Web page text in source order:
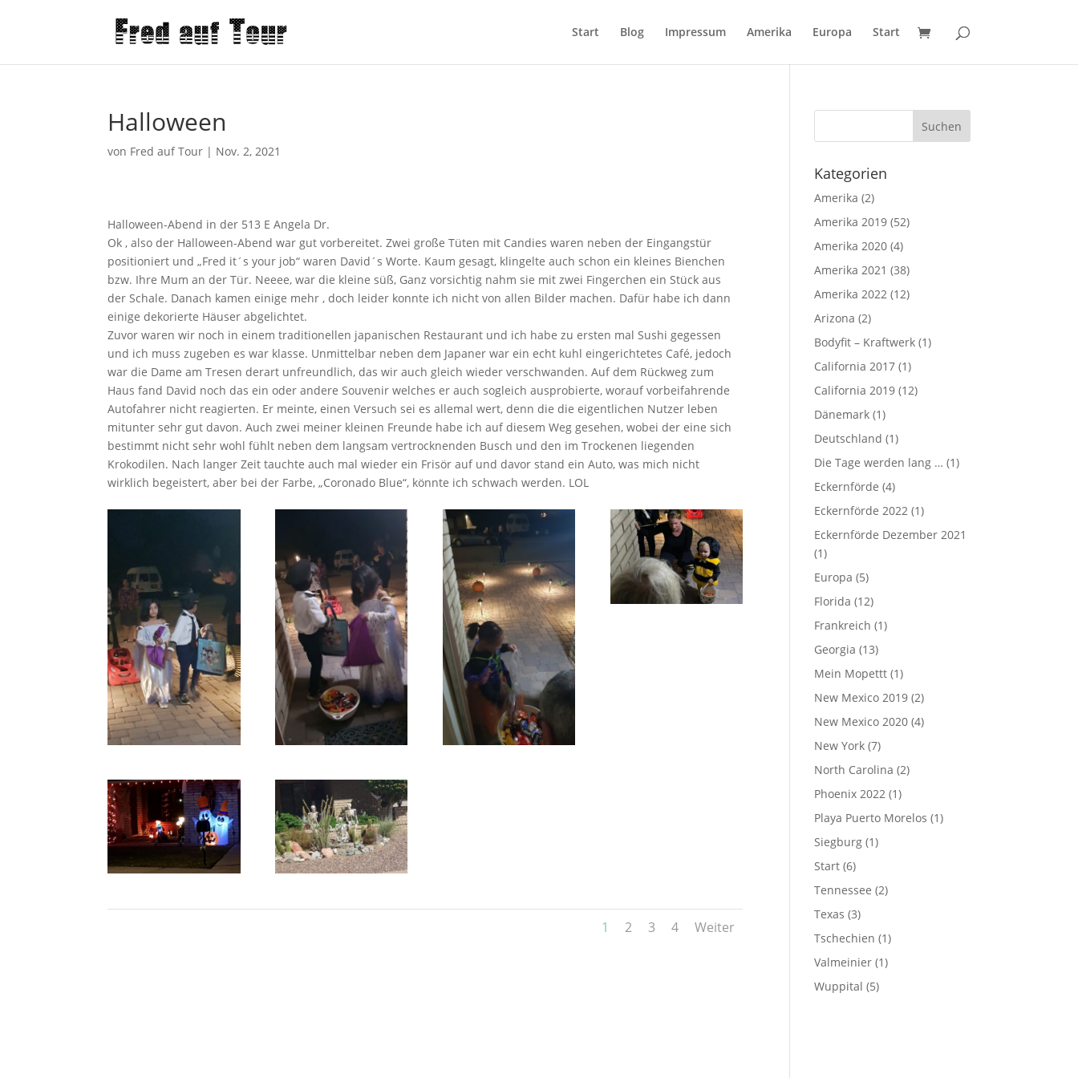
Start Blog Impressum Amerika Europa Start
Halloween
von Fred auf Tour | Nov. 2, 2021
Halloween-Abend in der 513 E Angela Dr.
Ok , also der Halloween-Abend war gut vorbereitet. Zwei große Tüten mit Candies waren neben der Eingangstür
positioniert und „Fred it´s your job“ waren David´s Worte. Kaum gesagt, klingelte auch schon ein kleines Bienchen
bzw. Ihre Mum an der Tür. Neeee, war die kleine süß, Ganz vorsichtig nahm sie mit zwei Fingerchen ein Stück aus
der Schale. Danach kamen einige mehr , doch leider konnte ich nicht von allen Bilder machen. Dafür habe ich dann
einige dekorierte Häuser abgelichtet.
Zuvor waren wir noch in einem traditionellen japanischen Restaurant und ich habe zu ersten mal Sushi gegessen
und ich muss zugeben es war klasse. Unmittelbar neben dem Japaner war ein echt kuhl eingerichtetes Café, jedoch
war die Dame am Tresen derart unfreundlich, das wir auch gleich wieder verschwanden. Auf dem Rückweg zum
Haus fand David noch das ein oder andere Souvenir welches er auch sogleich ausprobierte, worauf vorbeifahrende
Autofahrer nicht reagierten. Er meinte, einen Versuch sei es allemal wert, denn die die eigentlichen Nutzer leben
mitunter sehr gut davon. Auch zwei meiner kleinen Freunde habe ich auf diesem Weg gesehen, wobei der eine sich
bestimmt nicht sehr wohl fühlt neben dem langsam vertrocknenden Busch und den im Trockenen liegenden
Krokodilen. Nach langer Zeit tauchte auch mal wieder ein Frisör auf und davor stand ein Auto, was mich nicht
wirklich begeistert, aber bei der Farbe, „Coronado Blue“, könnte ich schwach werden. LOL
1 2 3 4 Weiter
Kategorien
Amerika (2)
Amerika 2019 (52)
Amerika 2020 (4)
Amerika 2021 (38)
Amerika 2022 (12)
Arizona (2)
Bodyfit – Kraftwerk (1)
California 2017 (1)
California 2019 (12)
Dänemark (1)
Deutschland (1)
Die Tage werden lang … (1)
Eckernförde (4)
Eckernförde 2022 (1)
Eckernförde Dezember 2021
(1)
Europa (5)
Florida (12)
Frankreich (1)
Georgia (13)
Mein Mopettt (1)
New Mexico 2019 (2)
New Mexico 2020 (4)
New York (7)
North Carolina (2)
Phoenix 2022 (1)
Playa Puerto Morelos (1)
Siegburg (1)
Start (6)
Tennessee (2)
Texas (3)
Tschechien (1)
Valmeinier (1)
Wuppital (5)